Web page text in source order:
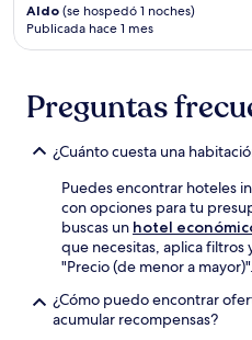
Aldo (se hospedó 1 noches)
Publicada hace 1 mes
Preguntas
¿Cuánto cuesta una
Puedes encontrar hoteles
con opciones para tu
buscas un hotel
que necesitas, aplica filtros
"Precio (de menor a mayor)".
¿Cómo puedo encontrar
acumular recompensas?